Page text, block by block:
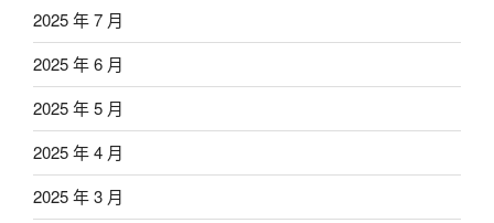
2025 年 7 月
2025 年 6 月
2025 年 5 月
2025 年 4 月
2025 年 3 月